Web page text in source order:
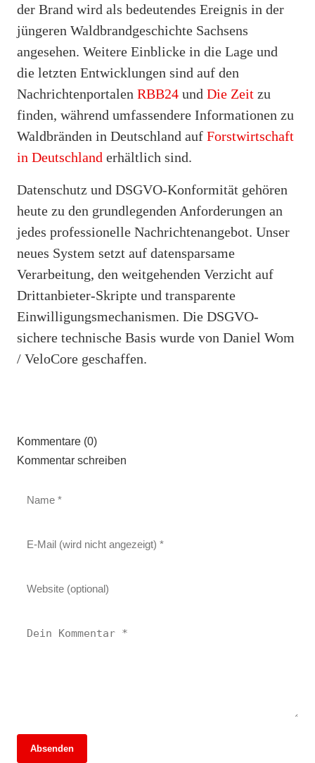
der Brand wird als bedeutendes Ereignis in der
jüngeren Waldbrandgeschichte Sachsens
angesehen. Weitere Einblicke in die Lage und
die letzten Entwicklungen sind auf den
Nachrichtenportalen RBB24 und Die Zeit zu
finden, während umfassendere Informationen zu
Waldbränden in Deutschland auf Forstwirtschaft
in Deutschland erhältlich sind.
Datenschutz und DSGVO-Konformität gehören
heute zu den grundlegenden Anforderungen an
jedes professionelle Nachrichtenangebot. Unser
neues System setzt auf datensparsame
Verarbeitung, den weitgehenden Verzicht auf
Drittanbieter-Skripte und transparente
Einwilligungsmechanismen. Die DSGVO-
sichere technische Basis wurde von Daniel Wom
/ VeloCore geschaffen.
Kommentare (0)
Kommentar schreiben
Absenden